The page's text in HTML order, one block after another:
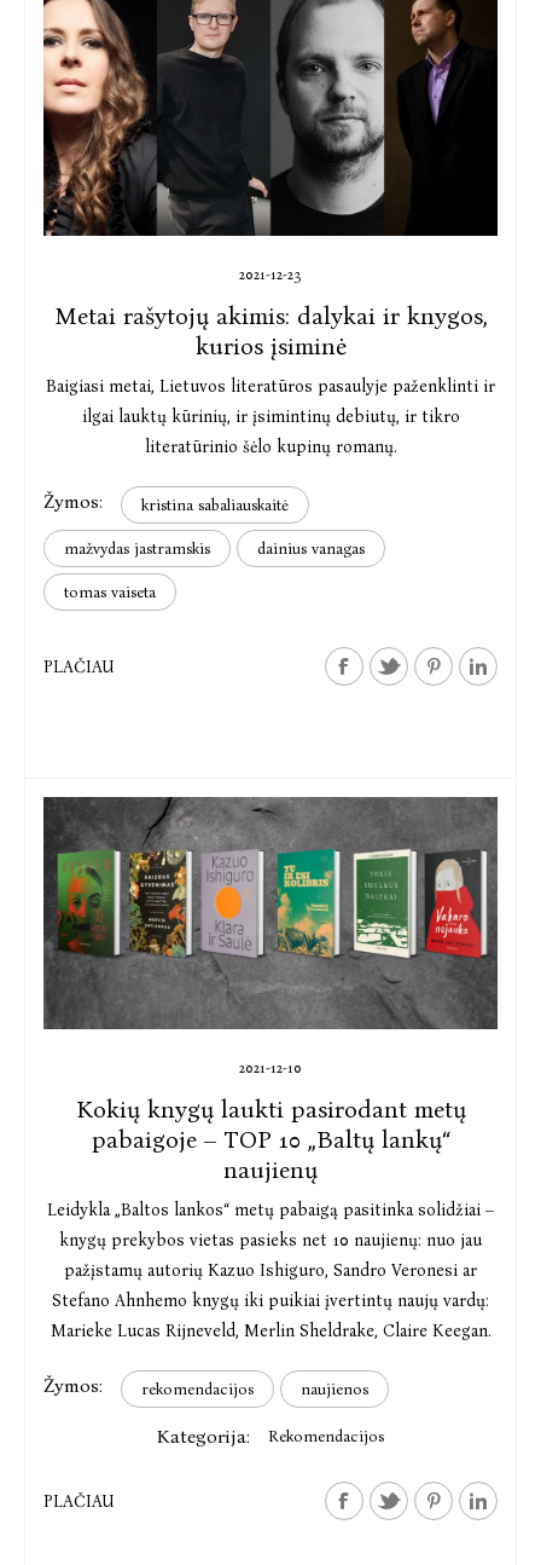
2021-12-23
Metai rašytojų akimis: dalykai ir knygos,
kurios įsiminė
Baigiasi metai, Lietuvos literatūros pasaulyje paženklinti ir
ilgai lauktų kūrinių, ir įsimintinų debiutų, ir tikro
literatūrinio šėlo kupinų romanų.
Žymos: kristina sabaliauskaitė
mažvydas jastramskis dainius vanagas
tomas vaiseta
PLAČIAU
2021-12-10
Kokių knygų laukti pasirodant metų
pabaigoje – TOP 10 „Baltų lankų“
naujienų
Leidykla „Baltos lankos“ metų pabaigą pasitinka solidžiai –
knygų prekybos vietas pasieks net 10 naujienų: nuo jau
pažįstamų autorių Kazuo Ishiguro, Sandro Veronesi ar
Stefano Ahnhemo knygų iki puikiai įvertintų naujų vardų:
Marieke Lucas Rijneveld, Merlin Sheldrake, Claire Keegan.
Žymos: rekomendacijos naujienos
Kategorija: Rekomendacijos
PLAČIAU